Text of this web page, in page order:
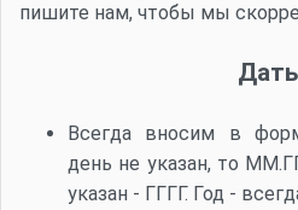
пишите нам, чтобы мы
Всегда вносим в
день не указан, то
указан - ГГГГ. Год -